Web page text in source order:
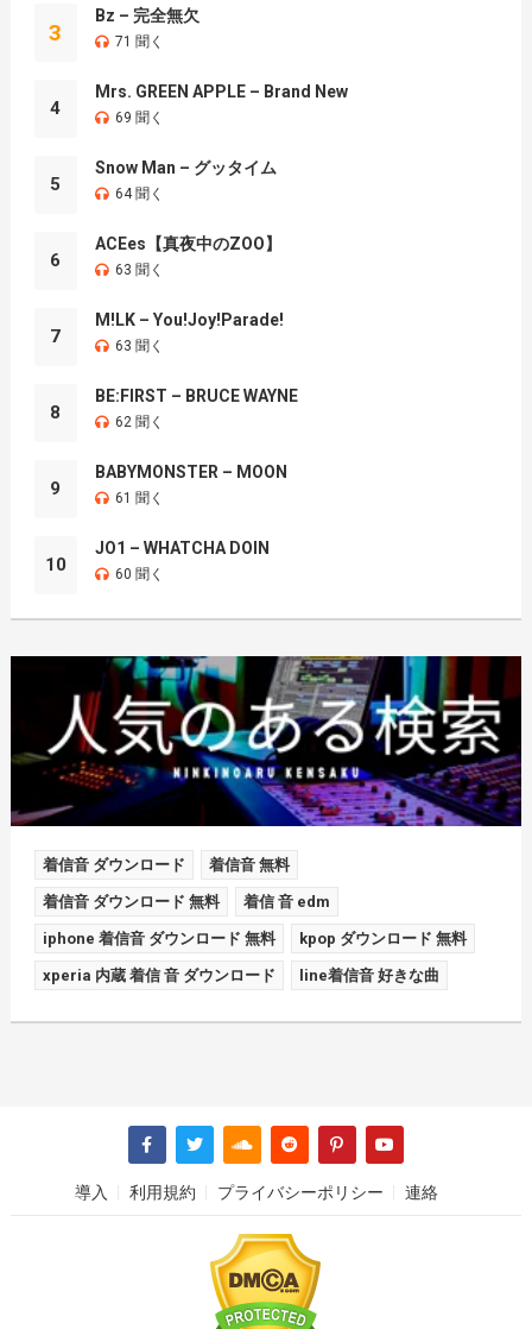
3
Bz – 完全無欠
71 聞く
4
Mrs. GREEN APPLE – Brand New
69 聞く
5
Snow Man – グッタイム
64 聞く
6
ACEes【真夜中のZOO】
63 聞く
7
M!LK – You!Joy!Parade!
63 聞く
8
BE:FIRST – BRUCE WAYNE
62 聞く
9
BABYMONSTER – MOON
61 聞く
10
JO1 – WHATCHA DOIN
60 聞く
着信音 ダウンロード 着信音 無料
着信音 ダウンロード 無料 着信 音 edm
iphone 着信音 ダウンロード 無料 kpop ダウンロード 無料
xperia 内蔵 着信 音 ダウンロード line着信音 好きな曲
導入 利用規約 プライバシーポリシー 連絡